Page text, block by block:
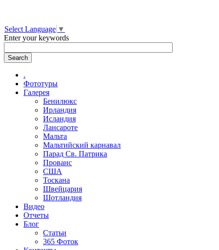
Select Language ▼
Enter your keywords
.
Фототуры
Галерея
Бенилюкс
Ирландия
Исландия
Лансароте
Мальта
Мальтийский карнавал
Парад Св. Патрика
Прованс
США
Тоскана
Швейцария
Шотландия
Видео
Отчеты
Блог
Статьи
365 Фоток